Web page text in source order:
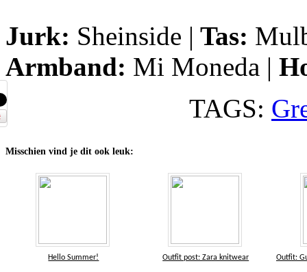
Jurk: Sheinside | Tas:
Armband: Mi Moneda |
TAGS:
Misschien vind je dit ook leuk:
Hello Summer! Outfit post: Zara knitwear Outfit: